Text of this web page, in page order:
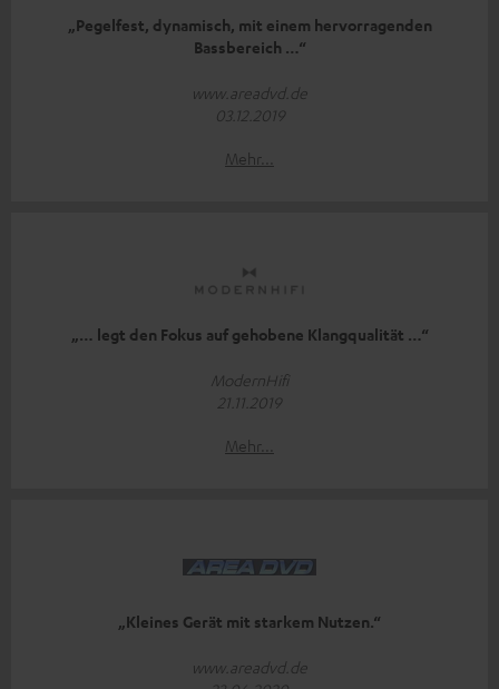
„Pegelfest, dynamisch, mit einem hervorragenden
Bassbereich …“
www.areadvd.de
03.12.2019
Mehr...
„… legt den Fokus auf gehobene Klangqualität …“
ModernHifi
21.11.2019
Mehr...
„Kleines Gerät mit starkem Nutzen.“
www.areadvd.de